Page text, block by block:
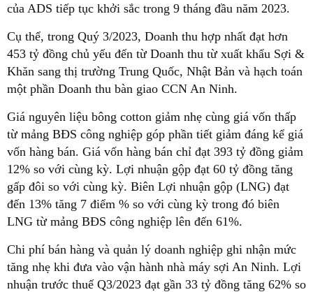
của ADS tiếp tục khởi sắc trong 9 tháng đầu năm 2023.
Cụ thể, trong Quý 3/2023, Doanh thu hợp nhất đạt hơn
453 tỷ đồng chủ yếu đến từ Doanh thu từ xuất khẩu Sợi &
Khăn sang thị trường Trung Quốc, Nhật Bản và hạch toán
một phần Doanh thu bàn giao CCN An Ninh.
Giá nguyên liệu bông cotton giảm nhẹ cùng giá vốn thấp
từ mảng BĐS công nghiệp góp phần tiết giảm đáng kể giá
vốn hàng bán. Giá vốn hàng bán chỉ đạt 393 tỷ đồng giảm
12% so với cùng kỳ. Lợi nhuận gộp đạt 60 tỷ đồng tăng
gấp đôi so với cùng kỳ. Biên Lợi nhuận gộp (LNG) đạt
đến 13% tăng 7 điểm % so với cùng kỳ trong đó biên
LNG từ mảng BĐS công nghiệp lên đến 61%.
Chi phí bán hàng và quản lý doanh nghiệp ghi nhận mức
tăng nhẹ khi đưa vào vận hành nhà máy sợi An Ninh. Lợi
nhuận trước thuế Q3/2023 đạt gần 33 tỷ đồng tăng 62% so